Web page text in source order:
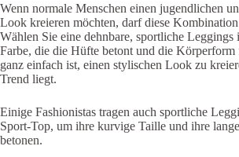
Wenn normale Menschen einen jugendlichen
Look kreieren möchten, darf diese
Wählen Sie eine dehnbare, sportliche Leggings
Farbe, die die Hüfte betont und die Körperform
ganz einfach ist, einen stylischen Look zu
Trend liegt.
Einige Fashionistas tragen auch sportliche
Sport-Top, um ihre kurvige Taille und ihre
betonen.